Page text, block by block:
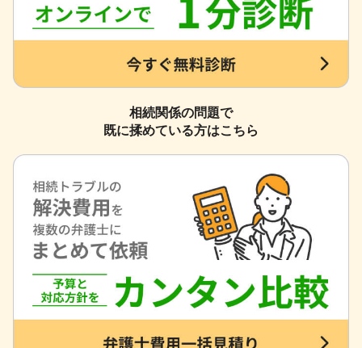
相続関係の問題で
既に揉めている方はこちら